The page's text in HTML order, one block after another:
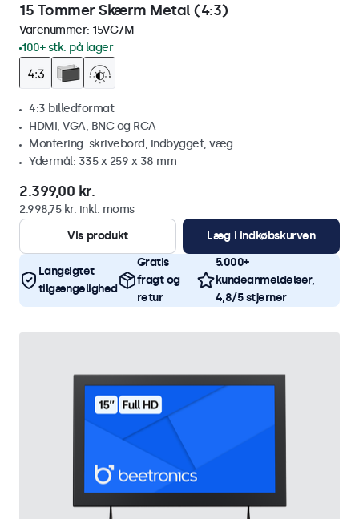
15 Tommer Skærm Metal (4:3)
Varenummer: 15VG7M
100+ stk. på lager
4:3 billedformat
HDMI, VGA, BNC og RCA
Montering: skrivebord, indbygget, væg
Ydermål: 335 x 259 x 38 mm
2.399,00 kr.
2.998,75 kr. inkl. moms
Vis produkt
Læg i indkøbskurven
Langsigtet
tilgængelighed
Gratis
fragt og
retur
5.000+
kundeanmeldelser,
4,8/5 stjerner